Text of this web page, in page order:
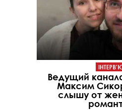
Ведущий
Максим
слышу от